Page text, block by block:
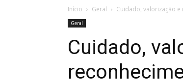
Início Geral Cuidado, valorização e
Geral
Cuidado,